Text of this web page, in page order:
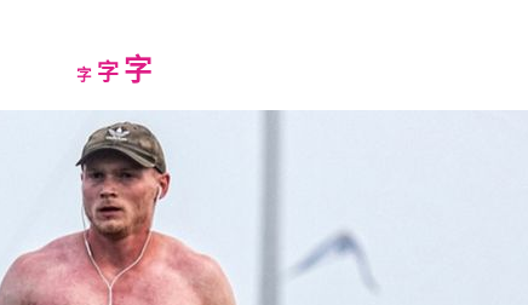
字Decrease
size.
字Reset
size.
字Increase
font
size.